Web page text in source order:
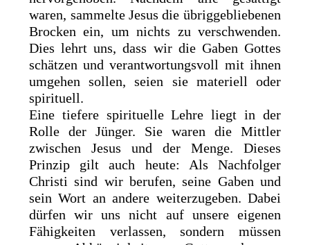
waren, sammelte Jesus die übriggebliebenen
Brocken ein, um nichts zu verschwenden.
Dies lehrt uns, dass wir die Gaben Gottes
schätzen und verantwortungsvoll mit ihnen
umgehen sollen, seien sie materiell oder
spirituell.
Eine tiefere spirituelle Lehre liegt in der
Rolle der Jünger. Sie waren die Mittler
zwischen Jesus und der Menge. Dieses
Prinzip gilt auch heute: Als Nachfolger
Christi sind wir berufen, seine Gaben und
sein Wort an andere weiterzugeben. Dabei
dürfen wir uns nicht auf unsere eigenen
Fähigkeiten verlassen, sondern müssen